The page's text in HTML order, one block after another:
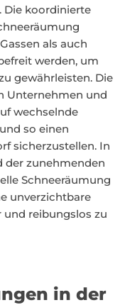
Die koordinierte
als auch
werden, um
gewährleisten. Die
Unternehmen und
wechselnde
so einen
sicherzustellen. In
der zunehmenden
Schneeräumung
unverzichtbare
reibungslos zu
in der